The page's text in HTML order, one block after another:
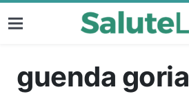
guenda goria